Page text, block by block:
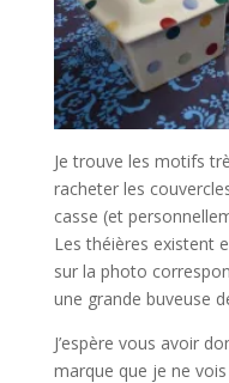
Je trouve les motifs
racheter les
casse (et
Les théières existent
sur la photo
une grande buveuse
J’espère vous avoir
marque que je ne